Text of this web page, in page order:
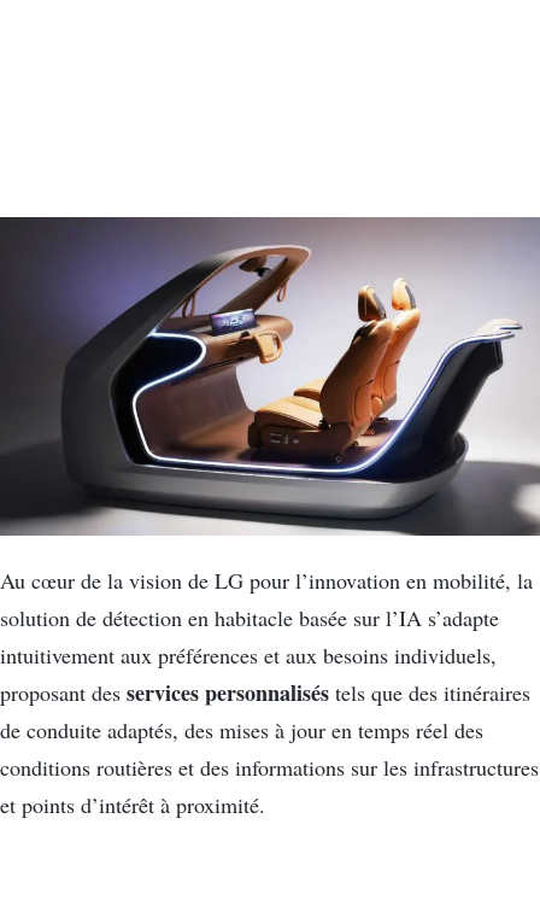
Au cœur de la vision de LG pour l’innovation en mobilité, la
solution de détection en habitacle basée sur l’IA s’adapte
intuitivement aux préférences et aux besoins individuels,
proposant des services personnalisés tels que des itinéraires
de conduite adaptés, des mises à jour en temps réel des
conditions routières et des informations sur les infrastructures
et points d’intérêt à proximité.